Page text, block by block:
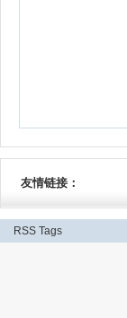
友情链接：
RSS Tags